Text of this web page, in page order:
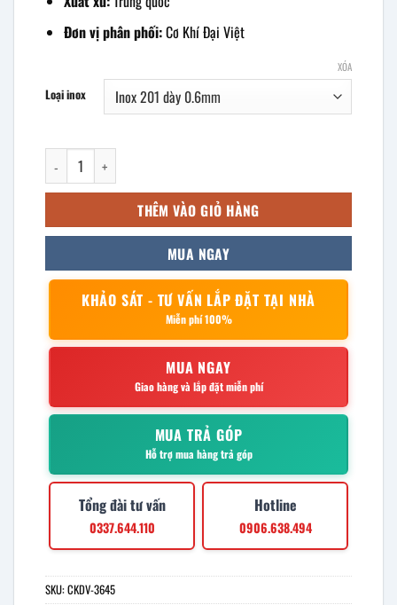
Đơn vị phân phối:Cơ Khí Đại Việt
Loại inox
XÓA
Bếp hầm đôi điện từ 12kw mặt phẳng kính vuông số lượng
THÊM VÀO GIỎ HÀNG
MUA NGAY
KHẢO SÁT - TƯ VẤN LẮP ĐẶT TẠI NHÀ
Miễn phí 100%
MUA NGAY
Giao hàng và lắp đặt miễn phí
MUA TRẢ GÓP
Hỗ trợ mua hàng trả góp
Tổng đài tư vấn
0337.644.110
Hotline
0906.638.494
SKU:CKDV-3645